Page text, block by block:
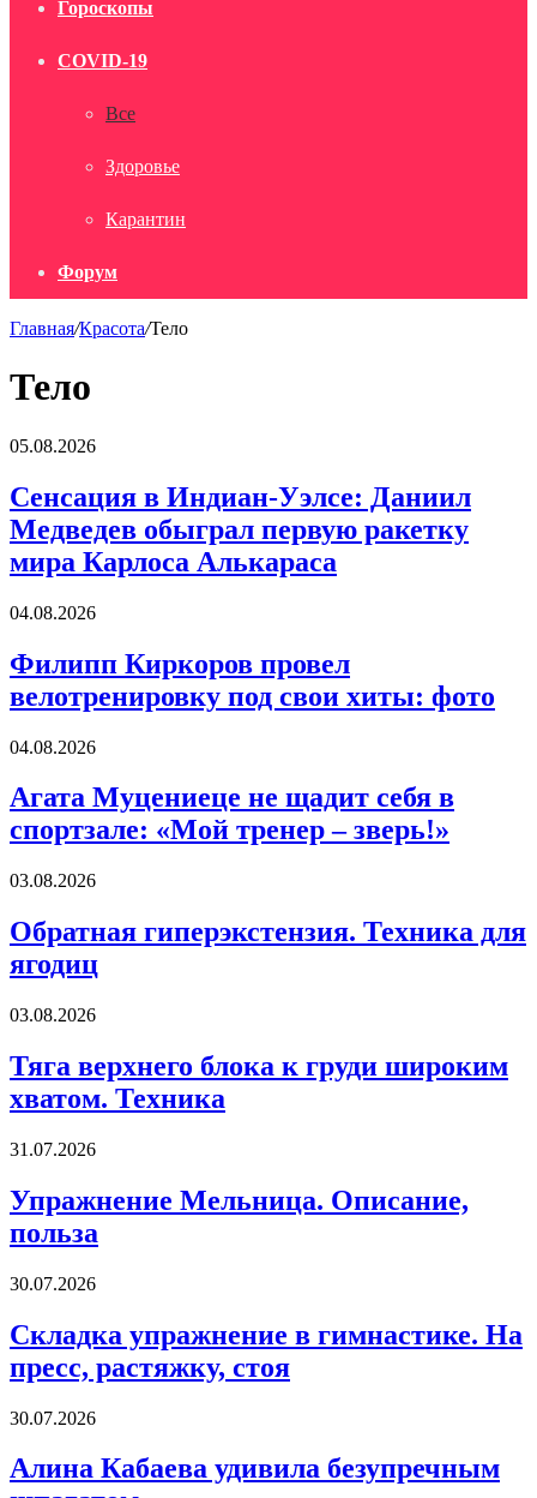
Гороскопы
COVID-19
Все
Здоровье
Карантин
Форум
Главная/Красота/Тело
Тело
Сенсация
Индиан‑Уэлсе:
Даниил
Медведев
первую
мира
Алькараса
05.08.2026
Сенсация в Индиан‑Уэлсе: Даниил
Медведев обыграл первую ракетку
мира Карлоса Алькараса
Филипп
провел
велотренировку
под
хиты:
04.08.2026
Филипп Киркоров провел
велотренировку под свои хиты: фото
Агата
не
щадит
себя
спортзале:
тренер
–
зверь!»
04.08.2026
Агата Муцениеце не щадит себя в
спортзале: «Мой тренер – зверь!»
Обратная
Техника
для
ягодиц
03.08.2026
Обратная гиперэкстензия. Техника для
ягодиц
Тяга
блока
к
груди
хватом.
03.08.2026
Тяга верхнего блока к груди широким
хватом. Техника
Упражнение
Описание,
польза
31.07.2026
Упражнение Мельница. Описание,
польза
Складка
в
гимнастике.
На
растяжку,
30.07.2026
Складка упражнение в гимнастике. На
пресс, растяжку, стоя
Алина
удивила
безупречным
30.07.2026
Алина Кабаева удивила безупречным